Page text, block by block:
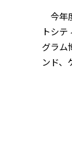
今年
トシ
グラム
ンド、